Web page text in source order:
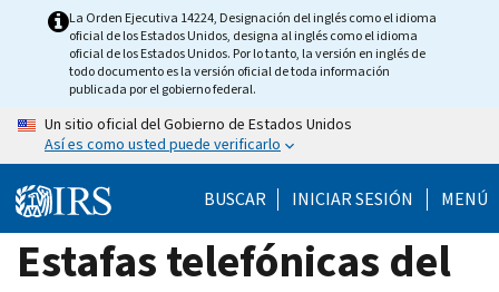
La Orden Ejecutiva 14224, Designación del inglés como el idioma
oficial de los Estados Unidos, designa al inglés como el idioma
oficial de los Estados Unidos. Por lo tanto, la versión en inglés de
todo documento es la versión oficial de toda información
publicada por el gobierno federal.
Un sitio oficial del Gobierno de Estados Unidos
Así es como usted puede verificarlo
BUSCAR INICIAR SESIÓN MENÚ
Estafas telefónicas del